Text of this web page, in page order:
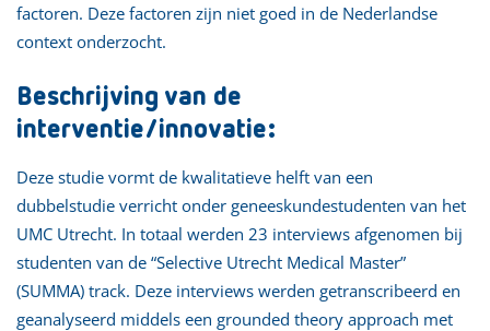
factoren. Deze factoren zijn niet goed in de Nederlandse
context onderzocht.
Beschrijving van de
interventie/innovatie:
Deze studie vormt de kwalitatieve helft van een
dubbelstudie verricht onder geneeskundestudenten van het
UMC Utrecht. In totaal werden 23 interviews afgenomen bij
studenten van de “Selective Utrecht Medical Master”
(SUMMA) track. Deze interviews werden getranscribeerd en
geanalyseerd middels een grounded theory approach met